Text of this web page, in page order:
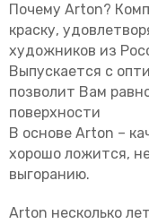
Почему Arton?
краску,
художников из
Выпускается с
позволит Вам
поверхности
В основе Arton –
хорошо ложится,
выгоранию.
Arton несколько